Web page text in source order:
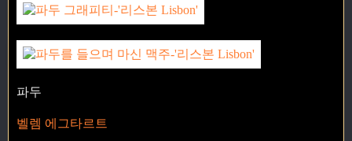
파두
벨렘 에그타르트